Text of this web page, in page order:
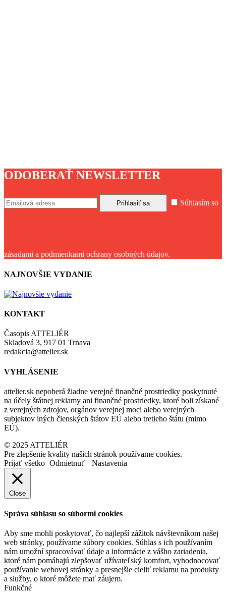
ODOBERAŤ NEWSLETTER
Súhlasím so
zásadami a podmienkami ochrany osobných údajov.
NAJNOVŠIE VYDANIE
KONTAKT
Časopis ATTELIÉR
Skladová 3, 917 01 Trnava
redakcia@attelier.sk
VYHLÁSENIE
attelier.sk nepoberá žiadne verejné finančné prostriedky poskytnuté
na účely štátnej reklamy ani finančné prostriedky, ktoré boli získané
z verejných zdrojov, orgánov verejnej moci alebo verejných
subjektov iných členských štátov EÚ alebo tretieho štátu (mimo
EÚ).
© 2025 ATTELIÉR
Pre zlepšenie kvality našich stránok používame cookies.
Prijať všetko Odmietnuť Nastavenia
Close
Správa súhlasu so súbormi cookies
Aby sme mohli poskytovať, čo najlepší zážitok návštevníkom našej
web stránky, používame súbory cookies. Súhlas s ich používaním
nám umožní spracovávať údaje a informácie z vášho zariadenia,
ktoré nám pomáhajú zlepšovať užívateľský komfort, vyhodnocovať
používanie webovej stránky a presnejšie cieliť reklamu na produkty
a služby, o ktoré môžete mať záujem.
Funkčné